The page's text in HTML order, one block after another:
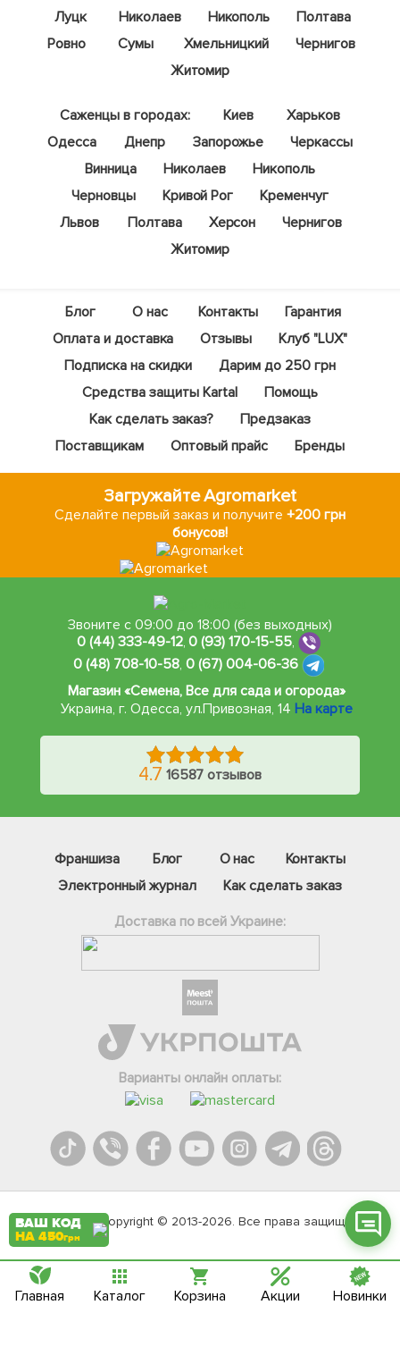
Луцк
Николаев Никополь
Полтава
Ровно
Сумы Хмельницкий
Чернигов
Житомир
Саженцы в городах: Киев
Харьков
Одесса
Днепр Запорожье
Черкассы
Винница
Николаев
Никополь
Черновцы
Кривой Рог
Кременчуг
Львов
Полтава Херсон
Чернигов
Житомир
Блог О нас Контакты
Гарантия
Оплата и доставка
Отзывы
Клуб "LUX"
Подписка на скидки
Дарим до 250 грн
Средства защиты Kartal
Помощь
Как сделать заказ?
Предзаказ
Поставщикам
Оптовый прайс Бренды
Загружайте Agromarket
Сделайте первый заказ и получите +200 грн
бонусов!
Звоните с 09:00 до 18:00 (без выходных)
0 (44) 333-49-12,0 (93) 170-15-55,
0 (48) 708-10-58, 0 (67) 004-06-36
Магазин «Семена, Все для сада и огорода»
Украина, г. Одесса, ул.Привозная, 14 На карте
4.7 16587 отзывов
Франшиза Блог О нас
Контакты
Электронный журнал
Как сделать заказ
Доставка по всей Украине:
Варианты онлайн оплаты:
Agromarket.Copyright © 2013-2026. Все права защищены
Телеграм
Вайбер
Онлайн чат
ВАШ КОД
НА 450грн
Главная Каталог Корзина Акции Новинки